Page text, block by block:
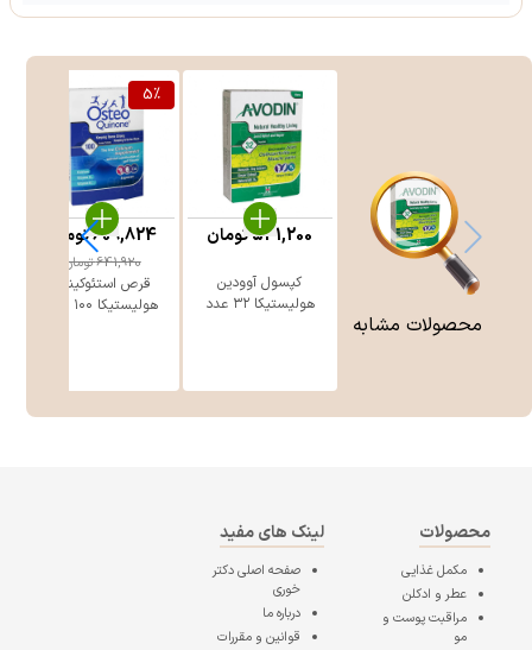
محصولات مشابه
کپسول آوودین
هولیستیکا ۳۲ عدد
531,200تومان
5%
قرص استئوکینون
هولیستیکا ۱۰۰ عدد
641,920تومان
609,824تومان
محصولات
مکمل غذایی
عطر و ادکلن
مراقبت پوست و
مو
لینک های مفید
صفحه اصلیدکتر
خوری
درباره ما
قوانین و مقررات